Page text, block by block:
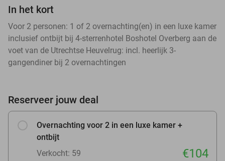
In het kort
Voor 2 personen: 1 of 2 overnachting(en) in een luxe kamer
inclusief ontbijt bij 4-sterrenhotel Boshotel Overberg aan de
voet van de Utrechtse Heuvelrug: incl. heerlijk 3-
gangendiner bij 2 overnachtingen
Reserveer jouw deal
Overnachting voor 2 in een luxe kamer +
ontbijt
Verkocht: 59
€104